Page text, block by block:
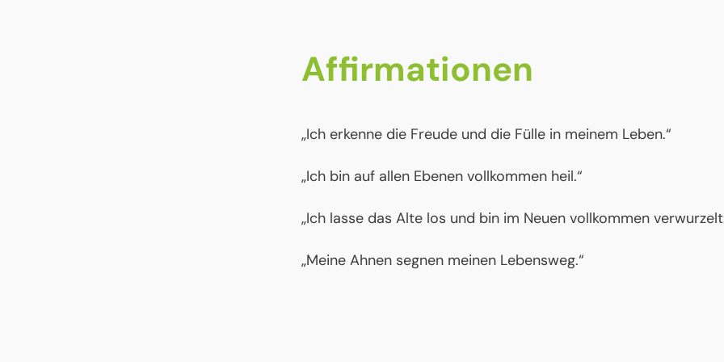
Affirmationen
„Ich erkenne die Freude und die Fülle in meinem Leben.“
„Ich bin auf allen Ebenen vollkommen heil.“
„Ich lasse das Alte los und bin im Neuen vollkommen
„Meine Ahnen segnen meinen Lebensweg.“